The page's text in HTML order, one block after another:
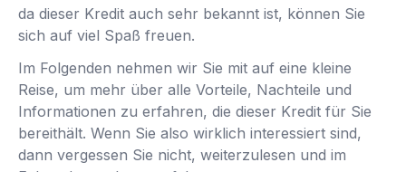
da dieser Kredit auch sehr bekannt ist, können Sie
sich auf viel Spaß freuen.
Im Folgenden nehmen wir Sie mit auf eine kleine
Reise, um mehr über alle Vorteile, Nachteile und
Informationen zu erfahren, die dieser Kredit für Sie
bereithält. Wenn Sie also wirklich interessiert sind,
dann vergessen Sie nicht, weiterzulesen und im